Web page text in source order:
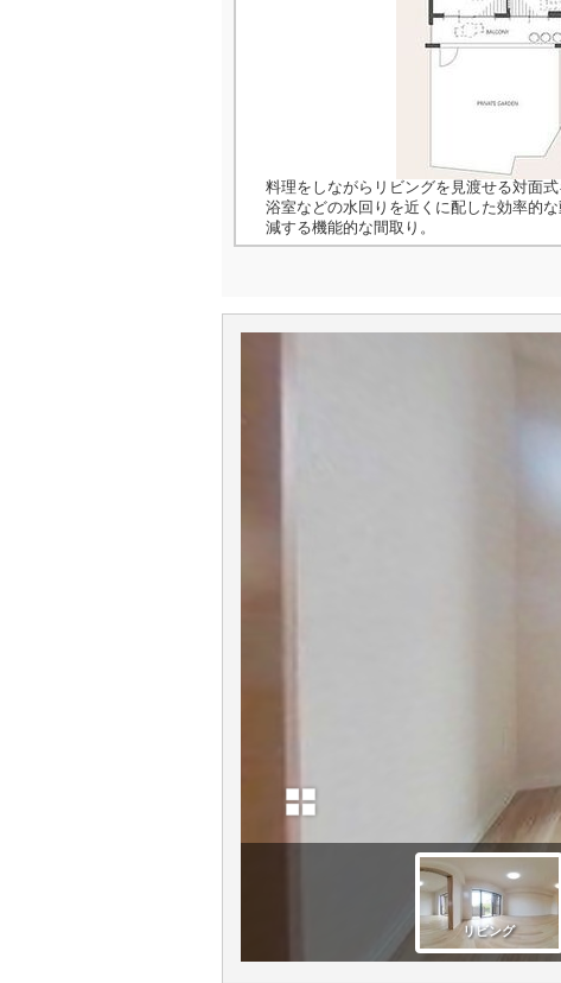
料理をしながらリビングを見渡せる対面
浴室などの水回りを近くに配した効率的
減する機能的な間取り。